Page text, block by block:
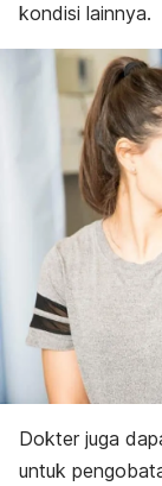
kondisi lainnya.
Dokter juga
untuk